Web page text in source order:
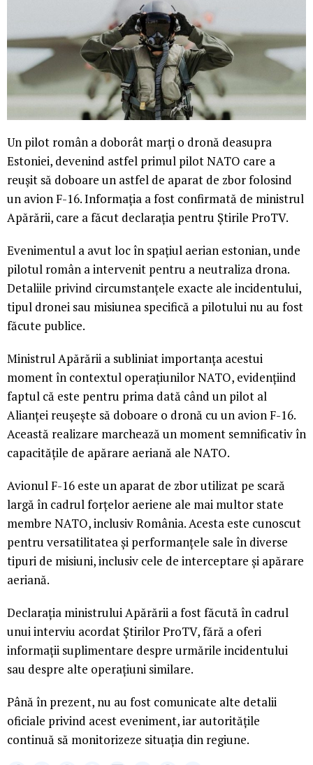
Un pilot român a doborât marți o dronă deasupra
Estoniei, devenind astfel primul pilot NATO care a
reușit să doboare un astfel de aparat de zbor folosind
un avion F-16. Informația a fost confirmată de ministrul
Apărării, care a făcut declarația pentru Știrile ProTV.
Evenimentul a avut loc în spațiul aerian estonian, unde
pilotul român a intervenit pentru a neutraliza drona.
Detaliile privind circumstanțele exacte ale incidentului,
tipul dronei sau misiunea specifică a pilotului nu au fost
făcute publice.
Ministrul Apărării a subliniat importanța acestui
moment în contextul operațiunilor NATO, evidențiind
faptul că este pentru prima dată când un pilot al
Alianței reușește să doboare o dronă cu un avion F-16.
Această realizare marchează un moment semnificativ în
capacitățile de apărare aeriană ale NATO.
Avionul F-16 este un aparat de zbor utilizat pe scară
largă în cadrul forțelor aeriene ale mai multor state
membre NATO, inclusiv România. Acesta este cunoscut
pentru versatilitatea și performanțele sale în diverse
tipuri de misiuni, inclusiv cele de interceptare și apărare
aeriană.
Declarația ministrului Apărării a fost făcută în cadrul
unui interviu acordat Știrilor ProTV, fără a oferi
informații suplimentare despre urmările incidentului
sau despre alte operațiuni similare.
Până în prezent, nu au fost comunicate alte detalii
oficiale privind acest eveniment, iar autoritățile
continuă să monitorizeze situația din regiune.